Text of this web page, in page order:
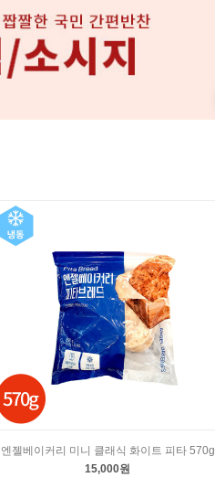
엔젤베이커리 미니 클래식 화이트 피타 570g
15,000원